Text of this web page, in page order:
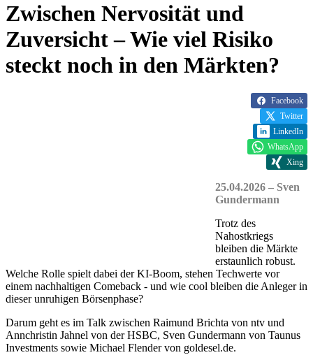
Zwischen Nervosität und
Zuversicht – Wie viel Risiko
steckt noch in den Märkten?
Facebook
Twitter
LinkedIn
WhatsApp
Xing
25.04.2026 – Sven
Gundermann
Trotz des
Nahostkriegs
bleiben die Märkte
erstaunlich robust.
Welche Rolle spielt dabei der KI-Boom, stehen Techwerte vor
einem nachhaltigen Comeback - und wie cool bleiben die Anleger in
dieser unruhigen Börsenphase?
Darum geht es im Talk zwischen Raimund Brichta von ntv und
Annchristin Jahnel von der HSBC, Sven Gundermann von Taunus
Investments sowie Michael Flender von goldesel.de.